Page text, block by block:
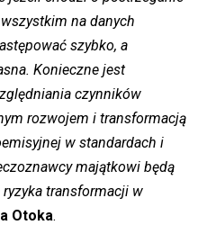
na danych
szybko, a
Konieczne jest
czynników
rozwojem i transformacją
w standardach i
majątkowi będą
transformacji w
Otoka.